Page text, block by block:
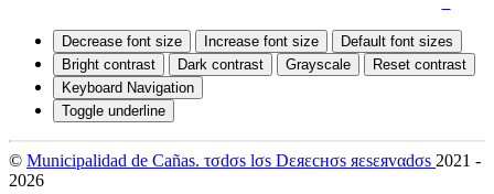
Decrease font size Increase font size
Default font sizes
Bright contrast
Dark contrast Grayscale
Reset contrast
Keyboard Navigation
Toggle underline
© Municipalidad de Cañas. τσdσs lσs Dεяεcнσs яεsεяvαdσs 2021 -
2026